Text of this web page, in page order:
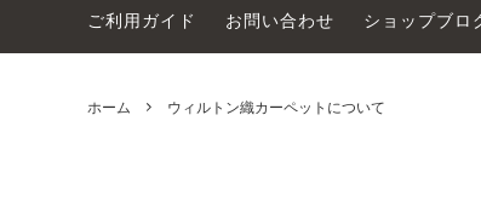
コットンテープ｜10cm幅
ご利用ガイド お問い合わせ ショップブロ
ホーム ウィルトン織カーペットについて